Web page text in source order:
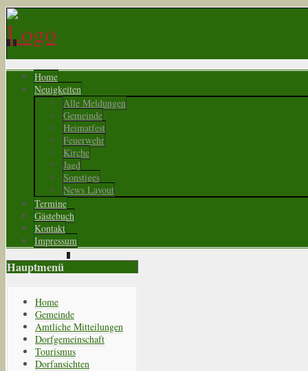
Home
Neuigkeiten
Alle Meldungen
Gemeinde
Heimatfest
Feuerwehr
Kirche
Jagd
Sonstiges
News Layout
Termine
Gästebuch
Kontakt
Impressum
Hauptmenü
Home
Gemeinde
Amtliche Mitteilungen
Dorfgemeinschaft
Tourismus
Dorfansichten